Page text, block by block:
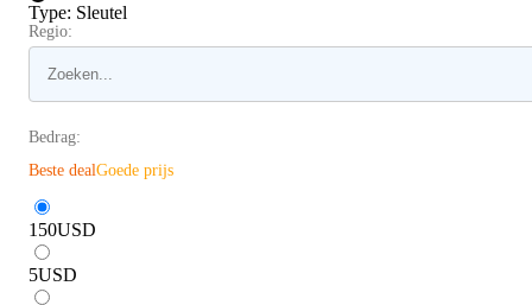
Type: Sleutel
Regio:
Bedrag:
Beste dealGoede prijs
150USD
5USD